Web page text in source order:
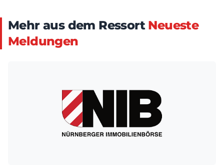
Mehr aus dem Ressort Neueste
Meldungen